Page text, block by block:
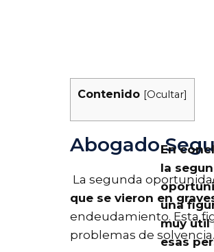
Contenido [Ocultar]
Abogado
La segunda
que se vieron en
endeudamiento. Esta
problemas de solvencia.
En
la
una
muy útil
esas